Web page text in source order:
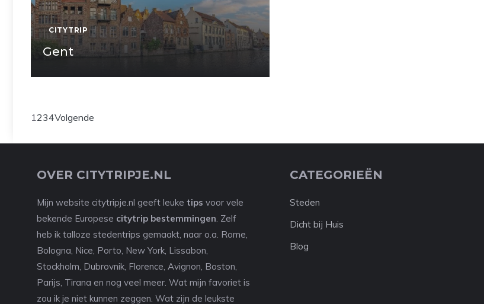
CITYTRIP
Gent
1234Volgende
OVER CITYTRIPJE.NL
Mijn website citytripje.nl geeft leuke tips voor vele
bekende Europese citytrip bestemmingen. Zelf
heb ik talloze stedentrips gemaakt, naar o.a. Rome,
Bologna, Nice, Porto, New York, Lissabon,
Stockholm, Dubrovnik, Florence, Avignon, Boston,
Parijs, Tirana en nog veel meer. Wat mijn favoriet is
zou ik je niet kunnen zeggen. Wat zijn de leukste
CATEGORIEËN
Steden
Dicht bij Huis
Blog